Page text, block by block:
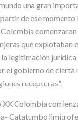
una gran
de ese
que
legitimación
gobierno de cierta
receptoras”.
Colombia
Catatumbo